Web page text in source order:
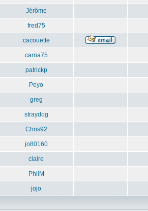
Jérôme
fred75
cacouette
carna75
patrickp
Peyo
greg
straydog
Chris92
jo80160
claire
PhilM
jojo